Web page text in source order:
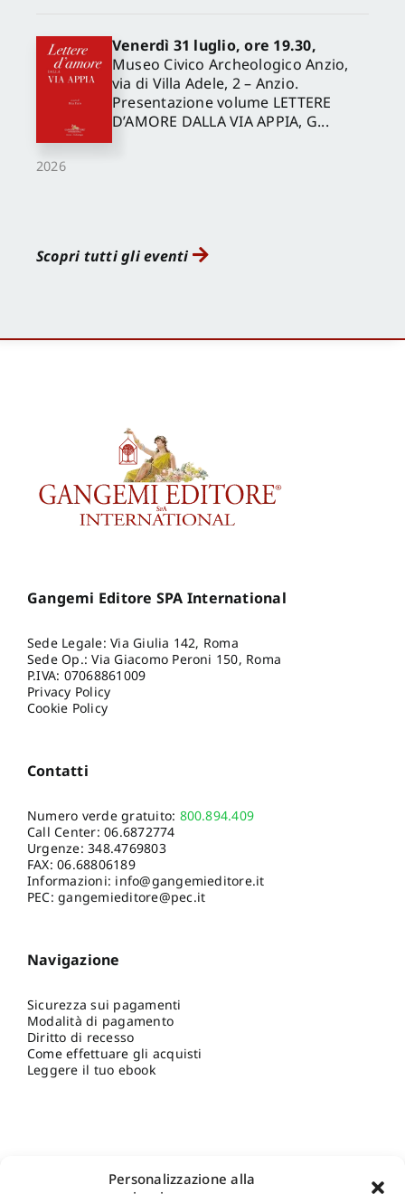
Personalizzazione alla
2026
Venerdì 31 luglio, ore 19.30,
Museo Civico Archeologico Anzio,
via di Villa Adele, 2 – Anzio.
Presentazione volume LETTERE
D’AMORE DALLA VIA APPIA, G...
Scopri tutti gli eventi
Gangemi Editore SPA International
Sede Legale: Via Giulia 142, Roma
Sede Op.: Via Giacomo Peroni 150, Roma
P.IVA: 07068861009
Privacy Policy
Cookie Policy
Contatti
Numero verde gratuito: 800.894.409
Call Center:06.6872774
Urgenze:348.4769803
FAX: 06.68806189
Informazioni: info@gangemieditore.it
PEC: gangemieditore@pec.it
Navigazione
Sicurezza sui pagamenti
Modalità di pagamento
Diritto di recesso
Come effettuare gli acquisti
Leggere il tuo ebook